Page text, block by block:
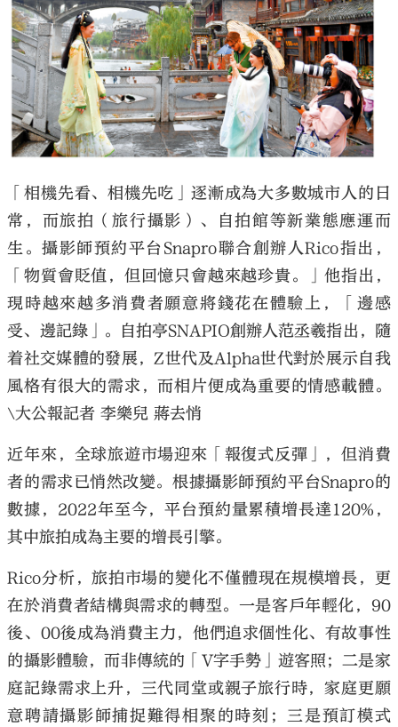
「相機先看、相機先吃」逐漸成為大多數城市人的日
常，而旅拍（旅行攝影）、自拍館等新業態應運而
生。攝影師預約平台Snapro聯合創辦人Rico指出，
「物質會貶值，但回憶只會越來越珍貴。」他指出，
現時越來越多消費者願意將錢花在體驗上，「邊感
受、邊記錄」。自拍亭SNAPIO創辦人范丞羲指出，隨
着社交媒體的發展，Z世代及Alpha世代對於展示自我
風格有很大的需求，而相片便成為重要的情感載體。
\大公報記者 李樂兒 蔣去悄
近年來，全球旅遊市場迎來「報復式反彈」，但消費
者的需求已悄然改變。根據攝影師預約平台Snapro的
數據，2022年至今，平台預約量累積增長達120%，
其中旅拍成為主要的增長引擎。
Rico分析，旅拍市場的變化不僅體現在規模增長，更
在於消費者結構與需求的轉型。一是客戶年輕化，90
後、00後成為消費主力，他們追求個性化、有故事性
的攝影體驗，而非傳統的「V字手勢」遊客照；二是家
庭記錄需求上升，三代同堂或親子旅行時，家庭更願
意聘請攝影師捕捉難得相聚的時刻；三是預訂模式